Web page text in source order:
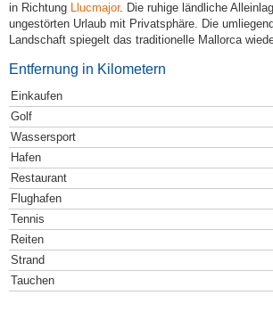
in Richtung Llucmajor. Die ruhige ländliche
ungestörten Urlaub mit Privatsphäre. Die
Landschaft spiegelt das traditionelle Mallorca
Entfernung in Kilometern
Einkaufen
Golf
Wassersport
Hafen
Restaurant
Flughafen
Tennis
Reiten
Strand
Tauchen